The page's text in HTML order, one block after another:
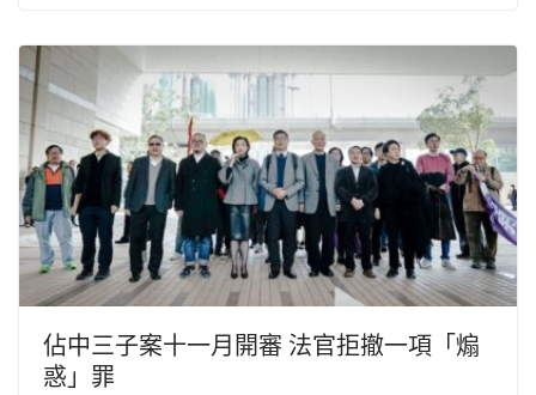
佔中三子案十一月開審 法官拒撤一項「煽
惑」罪